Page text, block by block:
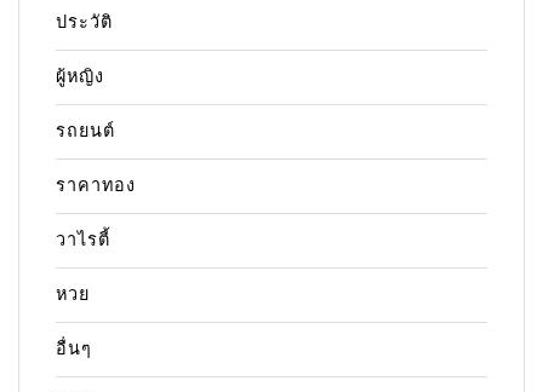
ประวัติ
ผู้หญิง
รถยนต์
ราคาทอง
วาไรตี้
หวย
อื่นๆ